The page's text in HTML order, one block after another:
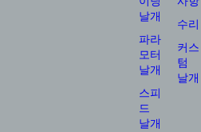
날개
파라
모터
날개
스피
드
날개
수리
커스
텀
날개